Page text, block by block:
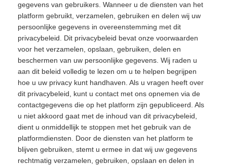
gegevens van gebruikers. Wanneer u de diensten van het
platform gebruikt, verzamelen, gebruiken en delen wij uw
persoonlijke gegevens in overeenstemming met dit
privacybeleid. Dit privacybeleid bevat onze voorwaarden
voor het verzamelen, opslaan, gebruiken, delen en
beschermen van uw persoonlijke gegevens. Wij raden u
aan dit beleid volledig te lezen om u te helpen begrijpen
hoe u uw privacy kunt handhaven. Als u vragen heeft over
dit privacybeleid, kunt u contact met ons opnemen via de
contactgegevens die op het platform zijn gepubliceerd. Als
u niet akkoord gaat met de inhoud van dit privacybeleid,
dient u onmiddellijk te stoppen met het gebruik van de
platformdiensten. Door de diensten van het platform te
blijven gebruiken, stemt u ermee in dat wij uw gegevens
rechtmatig verzamelen, gebruiken, opslaan en delen in